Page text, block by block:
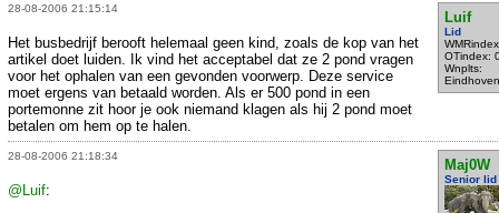
28-08-2006 21:15:14
Luif
Lid
OTindex:
Wnplts:
Eindhoven
Het busbedrijf berooft helemaal geen kind, zoals de kop van het
artikel doet luiden. Ik vind het acceptabel dat ze 2 pond vragen
voor het ophalen van een gevonden voorwerp. Deze service
moet ergens van betaald worden. Als er 500 pond in een
portemonne zit hoor je ook niemand klagen als hij 2 pond moet
betalen om hem op te halen.
28-08-2006 21:18:34
Maj0W
Senior lid
@Luif: